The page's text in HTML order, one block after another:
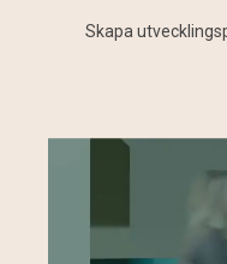
Skapa